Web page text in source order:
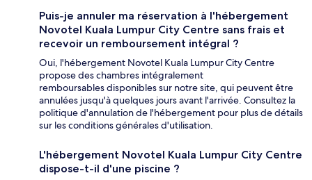
Puis-je annuler ma réservation à l'hébergement
Novotel Kuala Lumpur City Centre sans frais et
recevoir un remboursement intégral ?
Oui, l'hébergement Novotel Kuala Lumpur City Centre
propose des chambres intégralement
remboursables disponibles sur notre site, qui peuvent être
annulées jusqu'à quelques jours avant l'arrivée. Consultez la
politique d'annulation de l'hébergement pour plus de détails
sur les conditions générales d'utilisation.
L'hébergement Novotel Kuala Lumpur City Centre
dispose-t-il d'une piscine ?